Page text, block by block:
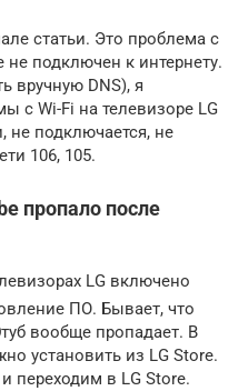
статьи. Это проблема с
подключен к интернету.
вручную DNS), я
с Wi-Fi на телевизоре LG
не подключается, не
106, 105.
пропало после
LG включено
ПО. Бывает, что
вообще пропадает. В
установить из LG Store.
переходим в LG Store.